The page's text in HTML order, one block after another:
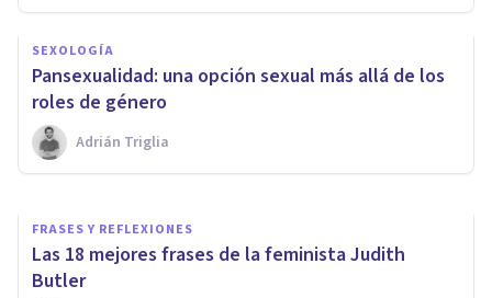
SEXOLOGÍA
Pansexualidad: una opción sexual más allá de los
roles de género
Adrián Triglia
Investigación: 3 de cada 4
mujeres son lesbianas o
bisexuales
Juan Armando Corbin
FRASES Y REFLEXIONES
Las 18 mejores frases de la feminista Judith
Butler